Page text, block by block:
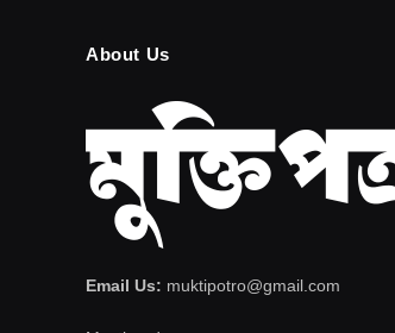
About Us
Email Us: muktipotro@gmail.com